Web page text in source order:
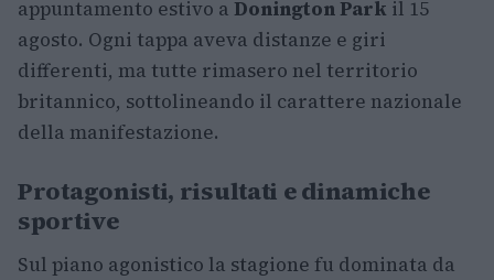
appuntamento estivo a Donington Park il 15
agosto. Ogni tappa aveva distanze e giri
differenti, ma tutte rimasero nel territorio
britannico, sottolineando il carattere nazionale
della manifestazione.
Protagonisti, risultati e dinamiche
sportive
Sul piano agonistico la stagione fu dominata da